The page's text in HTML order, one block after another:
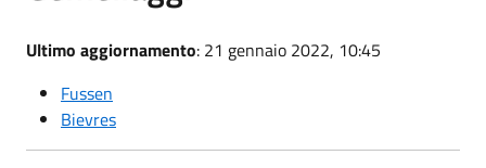
Ultimo aggiornamento: 21 gennaio 2022, 10:45
Fussen
Bievres